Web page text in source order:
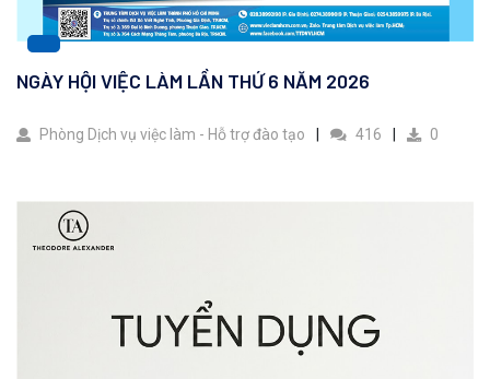
NGÀY HỘI VIỆC LÀM LẦN THỨ 6 NĂM 2026
Phòng Dịch vụ việc làm - Hỗ trợ đào tạo 416 0